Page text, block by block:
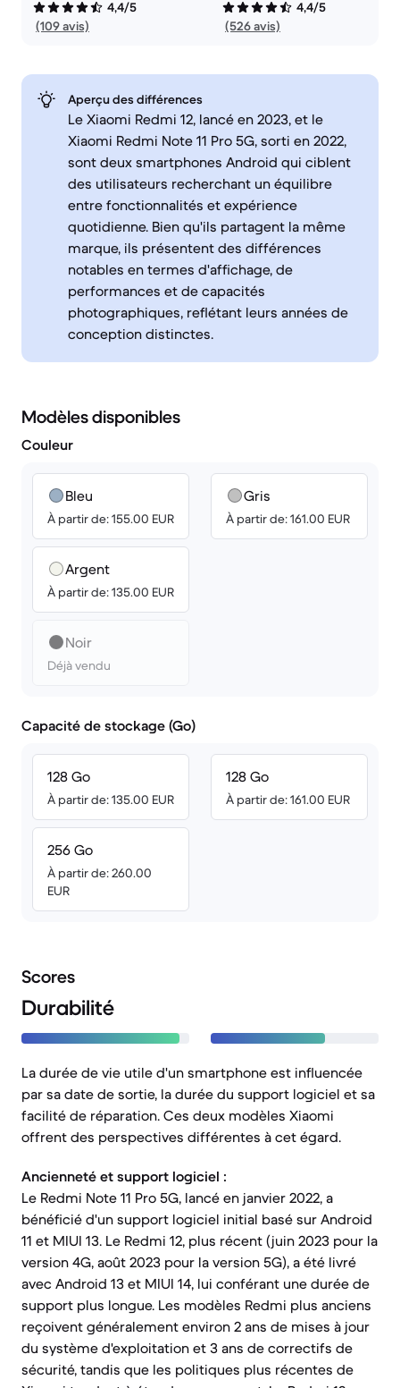
4,4/5
(109 avis)
4,4/5
(526 avis)
Aperçu des différences
Le Xiaomi Redmi 12, lancé en 2023, et le
Xiaomi Redmi Note 11 Pro 5G, sorti en 2022,
sont deux smartphones Android qui ciblent
des utilisateurs recherchant un équilibre
entre fonctionnalités et expérience
quotidienne. Bien qu'ils partagent la même
marque, ils présentent des différences
notables en termes d'affichage, de
performances et de capacités
photographiques, reflétant leurs années de
conception distinctes.
Modèles disponibles
Couleur
Bleu
À partir de: 155.00 EUR
Argent
À partir de: 135.00 EUR
Noir
Déjà vendu
Gris
À partir de: 161.00 EUR
Capacité de stockage (Go)
128 Go
À partir de: 135.00 EUR
256 Go
À partir de: 260.00
EUR
128 Go
À partir de: 161.00 EUR
Scores
Durabilité
La durée de vie utile d'un smartphone est influencée
par sa date de sortie, la durée du support logiciel et sa
facilité de réparation. Ces deux modèles Xiaomi
offrent des perspectives différentes à cet égard.
Ancienneté et support logiciel :
Le Redmi Note 11 Pro 5G, lancé en janvier 2022, a
bénéficié d'un support logiciel initial basé sur Android
11 et MIUI 13. Le Redmi 12, plus récent (juin 2023 pour la
version 4G, août 2023 pour la version 5G), a été livré
avec Android 13 et MIUI 14, lui conférant une durée de
support plus longue. Les modèles Redmi plus anciens
reçoivent généralement environ 2 ans de mises à jour
du système d'exploitation et 3 ans de correctifs de
sécurité, tandis que les politiques plus récentes de